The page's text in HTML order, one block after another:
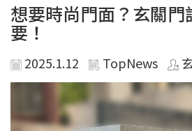
想要時尚門面？玄關門
要！
2025.1.12 TopNews